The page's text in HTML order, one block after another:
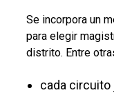
Se incorpora un
para elegir
distrito. Entre
cada circuito